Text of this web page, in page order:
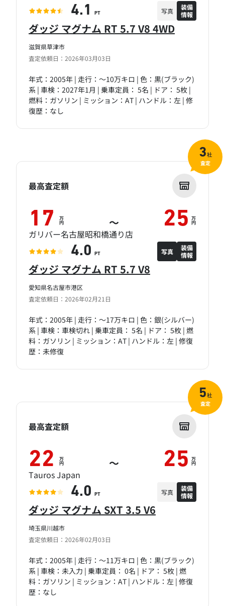
滋賀県草津市
査定依頼日：2026年03月03日
ダッジ マグナム RT 5.7 V8 4WD
年式：2005年 | 走行：～10万キロ | 色：黒(ブラック)
系 | 車検：2027年1月 | 乗車定員： 5名 | ドア： 5枚 |
燃料：ガソリン | ミッション：AT | ハンドル：左 | 修
復歴：なし
4.1 PT 写真
装備
情報
愛知県名古屋市港区
査定依頼日：2026年02月21日
ダッジ マグナム RT 5.7 V8
年式：2005年 | 走行：～17万キロ | 色：銀(シルバー)
系 | 車検：車検切れ | 乗車定員： 5名 | ドア： 5枚 | 燃
料：ガソリン | ミッション：AT | ハンドル：左 | 修復
歴：未修復
最高査定額
17 万
円 ～ 25 万
円
ガリバー名古屋昭和橋通り店
4.0 PT 写真
装備
情報
3社
査定
埼玉県川越市
査定依頼日：2026年02月03日
ダッジ マグナム SXT 3.5 V6
年式：2005年 | 走行：～11万キロ | 色：黒(ブラック)
系 | 車検：未入力 | 乗車定員： 0名 | ドア： 5枚 | 燃
料：ガソリン | ミッション：AT | ハンドル：左 | 修復
歴：なし
最高査定額
22 万
円 ～ 25 万
円
Tauros Japan
4.0 PT 写真
装備
情報
5社
査定